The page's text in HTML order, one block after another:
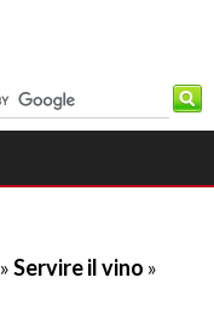
»Servire il vino »